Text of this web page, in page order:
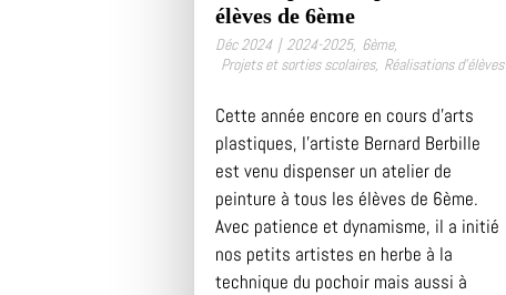
élèves de 6ème
Déc 2024 | 2024-2025, 6ème,
Projets et sorties scolaires, Réalisations d’élèves
Cette année encore en cours d’arts
plastiques, l’artiste Bernard Berbille
est venu dispenser un atelier de
peinture à tous les élèves de 6ème.
Avec patience et dynamisme, il a initié
nos petits artistes en herbe à la
technique du pochoir mais aussi à